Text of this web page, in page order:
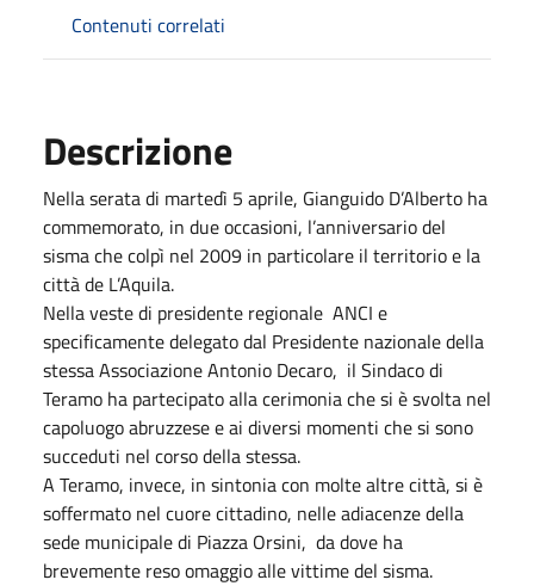
Contenuti correlati
Descrizione
Nella serata di martedì 5 aprile, Gianguido D’Alberto ha
commemorato, in due occasioni, l’anniversario del
sisma che colpì nel 2009 in particolare il territorio e la
città de L’Aquila.
Nella veste di presidente regionale ANCI e
specificamente delegato dal Presidente nazionale della
stessa Associazione Antonio Decaro, il Sindaco di
Teramo ha partecipato alla cerimonia che si è svolta nel
capoluogo abruzzese e ai diversi momenti che si sono
succeduti nel corso della stessa.
A Teramo, invece, in sintonia con molte altre città, si è
soffermato nel cuore cittadino, nelle adiacenze della
sede municipale di Piazza Orsini, da dove ha
brevemente reso omaggio alle vittime del sisma.